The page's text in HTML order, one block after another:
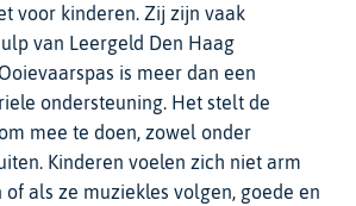
voor kinderen. Zij zijn vaak
van Leergeld Den Haag
is meer dan een
ondersteuning. Het stelt de
mee te doen, zowel onder
Kinderen voelen zich niet arm
als ze muziekles volgen, goede en